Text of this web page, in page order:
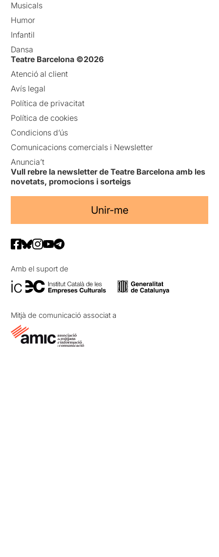
Musicals
Humor
Infantil
Dansa
Teatre Barcelona ©2026
Atenció al client
Avís legal
Política de privacitat
Política de cookies
Condicions d’ús
Comunicacions comercials i Newsletter
Anuncia’t
Vull rebre la newsletter de Teatre Barcelona amb les
novetats, promocions i sorteigs
Unir-me
Amb el suport de
Mitjà de comunicació associat a